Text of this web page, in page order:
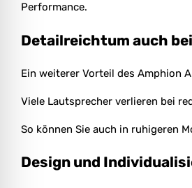
Performance.
Detailreichtum auch
Ein weiterer Vorteil des Amphion
Viele Lautsprecher verlieren bei
So können Sie auch in ruhigeren
Design und